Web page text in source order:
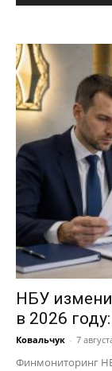
НБУ
в 2026
Ковальчук - 7
Финмониторинг